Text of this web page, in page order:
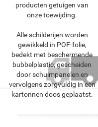
producten getuigen van
onze toewijding.
Alle schilderijen worden
gewikkeld in POF-folie,
bedekt met beschermende
bubbelplastic, gescheiden
door schuimpanelen en
vervolgens zorgvuldig in een
kartonnen doos geplaatst.